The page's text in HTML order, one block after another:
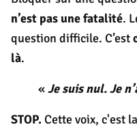
n’est pas une fatalité.
question difficile. C’est
là.
«Je suis nul. Je
STOP. Cette voix, c'est